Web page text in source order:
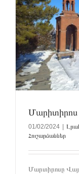
Մարիտիրոս
01/02/2024
Հուշարձաններ
Մարտիրոսը